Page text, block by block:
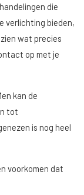
die
verlichting bieden,
wat precies
op met je
kan de
tot
is nog heel
voorkomen dat